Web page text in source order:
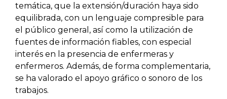
temática, que la extensión/duración haya sido
equilibrada, con un lenguaje compresible para
el público general, así como la utilización de
fuentes de información fiables, con especial
interés en la presencia de enfermeras y
enfermeros. Además, de forma complementaria,
se ha valorado el apoyo gráfico o sonoro de los
trabajos.